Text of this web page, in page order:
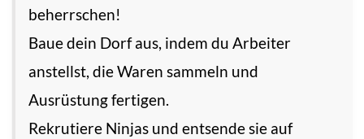
beherrschen!
Baue dein Dorf aus, indem du Arbeiter
anstellst, die Waren sammeln und
Ausrüstung fertigen.
Rekrutiere Ninjas und entsende sie auf